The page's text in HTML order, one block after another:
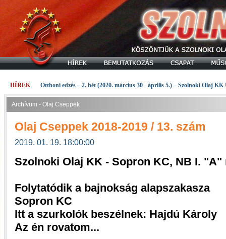
HÍREK Otthoni edzés – 2. hét (2020. március 30 - április 5.) – Szolnoki Olaj KK
Archívum - Olaj Cseppek
Olaj Cseppek 2018-2019 / 13. szám
2019. 01. 19. 18:00:00
Szolnoki Olaj KK - Sopron KC, NB I. "A"
Folytatódik a bajnokság alapszakasza
Sopron KC
Itt a szurkolók beszélnek: Hajdú Károly
Az én rovatom...